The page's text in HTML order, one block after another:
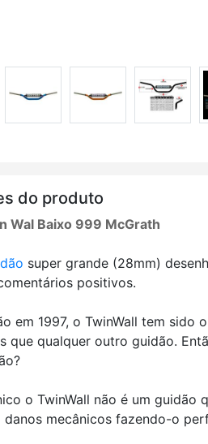
do produto
Wal Baixo 999 McGrath
super grande (28mm)
positivos.
em 1997, o TwinWall tem
que qualquer outro guidão.
o TwinWall não é um
danos mecânicos fazendo-o